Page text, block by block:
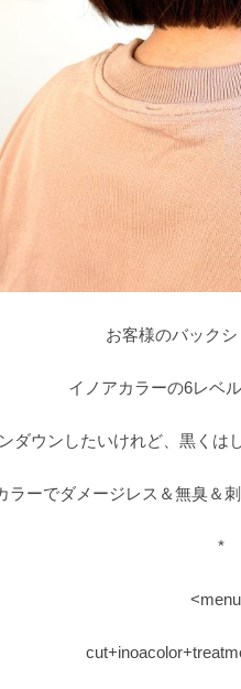
お客様のバックシ
イノアカラーの6レベ
ダウンしたいけれど、黒くは
ラーでダメージレス＆無臭＆
*